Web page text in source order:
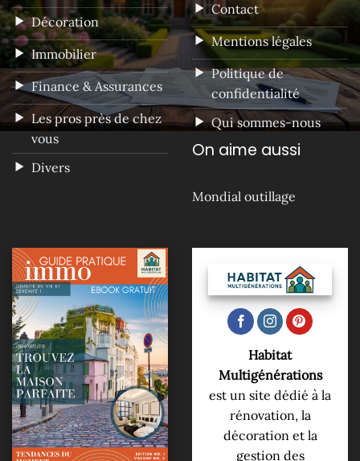
Décoration
Immobilier
Finance & Assurances
Les pros près de chez
vous
Divers
Contact
Mentions légales
Politique de
confidentialité
Qui sommes-nous
On aime aussi
Mondial outillage
Habitat
Multigénérations
est un site dédié à la
rénovation, la
décoration et la
gestion des